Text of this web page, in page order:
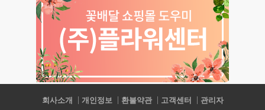
회사소개 개인정보 환불약관 고객센터
관리자